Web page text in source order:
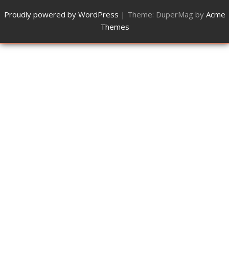
Proudly powered by WordPress | Theme: DuperMag by Acme
Themes